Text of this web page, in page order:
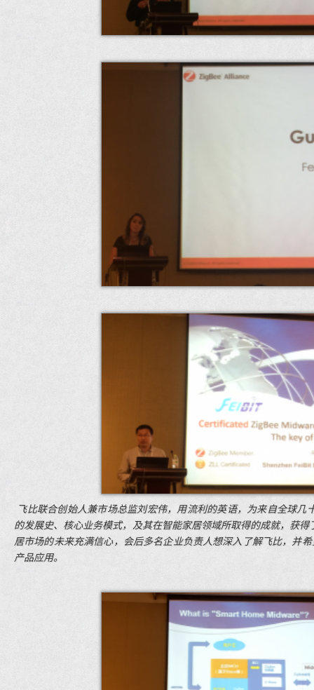
飞比联合创始人兼市场总监刘宏伟，用流利的英语，为来自全球几
的发展史、核心业务模式，及其在智能家居领域所取得的成就，获得
居市场的未来充满信心，会后多名企业负责人想深入了解飞比，并
产品应用。